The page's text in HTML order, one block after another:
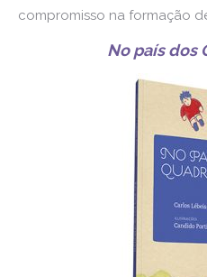
compromisso na formação
No país dos